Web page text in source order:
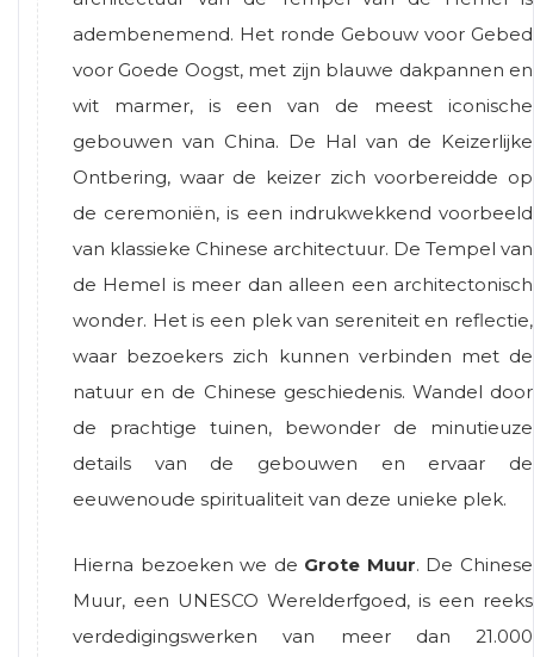
adembenemend. Het ronde Gebouw voor Gebed
voor Goede Oogst, met zijn blauwe dakpannen en
wit marmer, is een van de meest iconische
gebouwen van China. De Hal van de Keizerlijke
Ontbering, waar de keizer zich voorbereidde op
de ceremoniën, is een indrukwekkend voorbeeld
van klassieke Chinese architectuur. De Tempel van
de Hemel is meer dan alleen een architectonisch
wonder. Het is een plek van sereniteit en reflectie,
waar bezoekers zich kunnen verbinden met de
natuur en de Chinese geschiedenis. Wandel door
de prachtige tuinen, bewonder de minutieuze
details van de gebouwen en ervaar de
eeuwenoude spiritualiteit van deze unieke plek.
Hierna bezoeken we de Grote Muur. De Chinese
Muur, een UNESCO Werelderfgoed, is een reeks
verdedigingswerken van meer dan 21.000